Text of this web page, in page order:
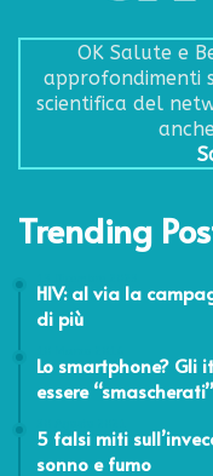
OK Salute e
approfondimenti
scientifica del
Trending
HIV: al via la
di più
Lo smartphone? Gli
essere “smascherati”
5 falsi miti
sonno e fumo